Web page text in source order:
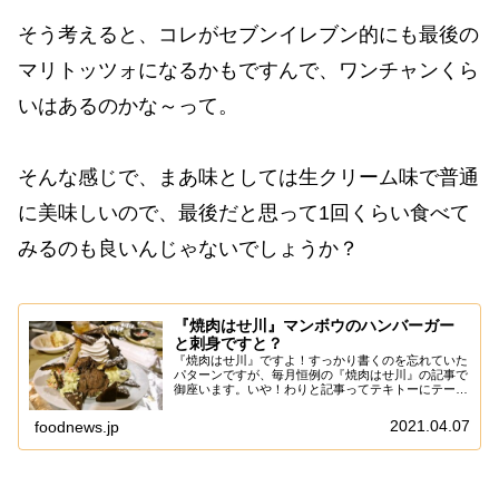
そう考えると、コレがセブンイレブン的にも最後の
マリトッツォになるかもですんで、ワンチャンくら
いはあるのかな～って。
そんな感じで、まあ味としては生クリーム味で普通
に美味しいので、最後だと思って1回くらい食べて
みるのも良いんじゃないでしょうか？
『焼肉はせ川』マンボウのハンバーガー
と刺身ですと？
『焼肉はせ川』ですよ！すっかり書くのを忘れていた
パターンですが、毎月恒例の『焼肉はせ川』の記事で
御座います。いや！わりと記事ってテキトーにテーマ
素を加味してネタを厳選していたりして、さらに記
foodnews.jp 2021.04.07